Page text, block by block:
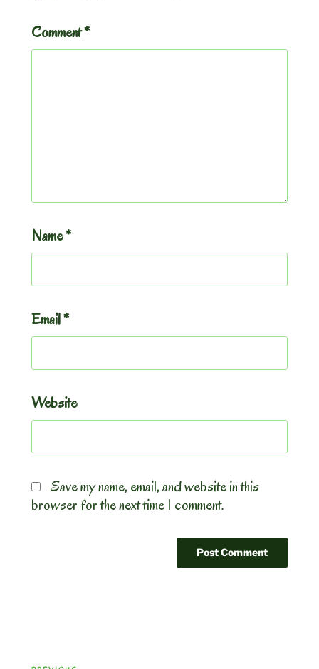
Comment*
Name*
Email*
Website
Save my name, email, and website in this
browser for the next time I comment.